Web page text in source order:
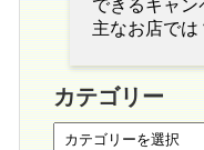
できるキャン
主なお店では
カテゴリー